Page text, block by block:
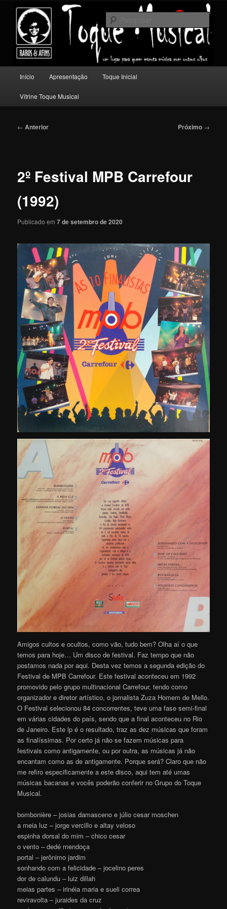
conteúdo
principalToque Musical
Um lugar para quem escuta música com outros olhos.
principal
Início Apresentação Toque Inicial
Vitrine Toque Musical
Navegação
← Anterior Próximo →
2º Festival MPB Carrefour
(1992)
Publicado em7 de setembro de 2020
Amigos cultos e ocultos, como vão, tudo bem? Olha aí o que
temos para hoje… Um disco de festival. Faz tempo que não
postamos nada por aqui. Desta vez temos a segunda edição do
Festival de MPB Carrefour. Este festival aconteceu em 1992
promovido pelo grupo multinacional Carrefour, tendo como
organizador e diretor artístico, o jornalista Zuza Homem de Mello.
O Festival selecionou 84 concorrentes, teve uma fase semi-final
em várias cidades do país, sendo que a final aconteceu no Rio
de Janeiro. Este lp é o resultado, traz as dez músicas que foram
as finalíssimas. Por certo já não se fazem músicas para
festivais como antigamente, ou por outra, as músicas já não
encantam como as de antigamente. Porque será? Claro que não
me refiro especificamente a este disco, aqui tem até umas
músicas bacanas e vocês poderão conferir no Grupo do Toque
Musical.
bombonière – josias damasceno e júlio cesar moschen
a meia luz – jorge vercillo e altay veloso
espinha dorsal do mim – chico cesar
o vento – dedé mendoça
portal – jerônimo jardim
sonhando com a felicidade – jocelino peres
dor de calundu – luiz dillah
meias partes – irinéia maria e sueli correa
reviravolta – juraides da cruz